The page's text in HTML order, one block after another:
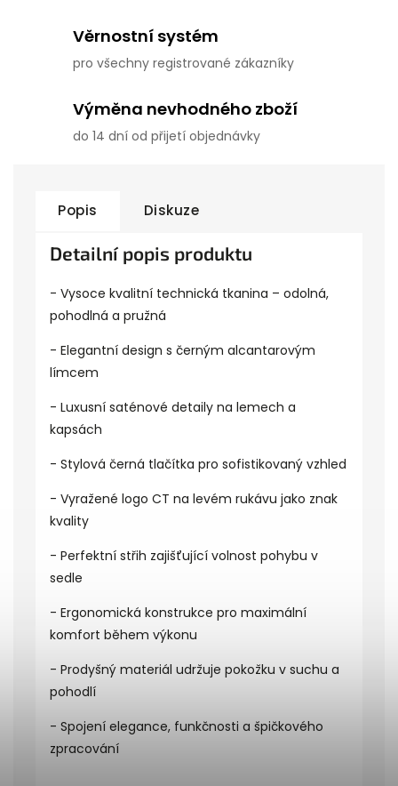
Věrnostní systém
pro všechny registrované zákazníky
Výměna nevhodného zboží
do 14 dní od přijetí objednávky
Popis Diskuze
Detailní popis produktu
- Vysoce kvalitní technická tkanina – odolná,
pohodlná a pružná
- Elegantní design s černým alcantarovým
límcem
- Luxusní saténové detaily na lemech a
kapsách
- Stylová černá tlačítka pro sofistikovaný vzhled
- Vyražené logo CT na levém rukávu jako znak
kvality
- Perfektní střih zajišťující volnost pohybu v
sedle
- Ergonomická konstrukce pro maximální
komfort během výkonu
- Prodyšný materiál udržuje pokožku v suchu a
pohodlí
- Spojení elegance, funkčnosti a špičkového
zpracování